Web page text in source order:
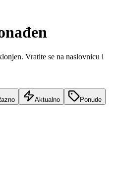
Vratite se na naslovnicu i
Aktualno Ponude